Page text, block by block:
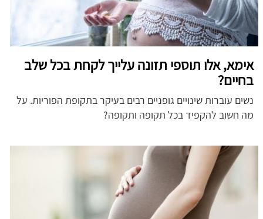
אימא, אלו תוספי תזונה עלייך לקחת בכל שלב
בחיים?
נשים עוברות שינויים גופניים רבים בעיקר בתקופת הפוריות. על
מה חשוב להקפיד בכל תקופה ותקופה?